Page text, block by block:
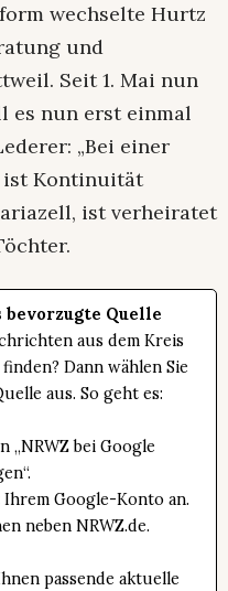
wechselte Hurtz
und
Seit 1. Mai nun
es nun erst einmal
„Bei einer
ist Kontinuität
ist verheiratet
bevorzugte Quelle
aus dem Kreis
Dann wählen Sie
aus. So geht es:
„NRWZ bei Google
Google-Konto an.
neben NRWZ.de.
passende aktuelle